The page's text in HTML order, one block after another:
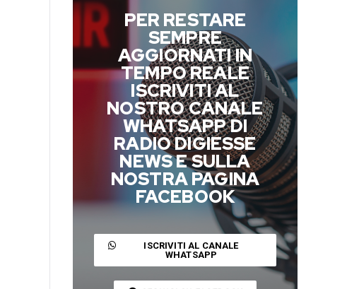
PER RESTARE
SEMPRE
AGGIORNATI IN
TEMPO REALE
ISCRIVITI AL
NOSTRO CANALE
WHATSAPP DI
RADIO DIGIESSE
NEWS E SULLA
NOSTRA PAGINA
FACEBOOK
ISCRIVITI AL CANALE
WHATSAPP